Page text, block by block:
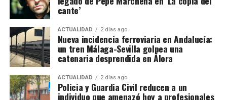
La documentación de 1828 confirma queJosé
Cantero solicitó permiso para adosar una vivienda
en los Arquillos de la Rosa. Francisco Díaz pidió
construir en una rinconada formada por la «muralla
redonda» de la Plaza de los Hortelanos. Antonio
García Pargañeda recibió cuatro varas en los
Arquillos de la Rosa con obligación de edificar en
quince días. Pedro del Campillo solicitó intervenir
blanqueo de capitales.
La investigación, bautizada como ‘Drink/Alambique’,
se ha saldado por el momento con 13 personas
detenidas y otras cuatro investigadas. Hacienda
calcula provisionalmente en 11,9 millones de euros
las cuotas de IVA presuntamente defraudadas
durante los ejercicios fiscales comprendidos entre
cante’
ACTUALIDAD 2 días ago
Nueva incidencia ferroviaria en Andalucía:
un tren Málaga-Sevilla golpea una
catenaria desprendida en Álora
ACTUALIDAD 2 días ago
Policia y Guardia Civil reducen a un
individuo que amenazó hoy a profesionales